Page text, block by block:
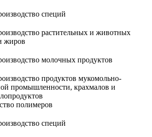
специй
растительных и животных
жиров
молочных продуктов
продуктов мукомольно-
промышленности, крахмалов и
полимеров
специй